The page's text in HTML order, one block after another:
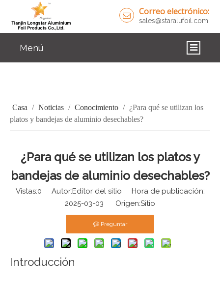
Correo electrónico:
sales@staralufoil.com
Menú
SOBRE NOSOTROS
NOTICIAS
CONTÁCTENOS
Casa / Noticias / Conocimiento / ¿Para qué se utilizan los
platos y bandejas de aluminio desechables?
¿Para qué se utilizan los platos y
bandejas de aluminio desechables?
Vistas:0 Autor:Editor del sitio Hora de publicación:
2025-03-03 Origen:Sitio
Preguntar
Introducción